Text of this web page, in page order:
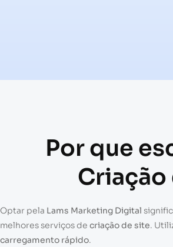
Por que
Criação
Optar pela Lams Marketing Digital
melhores serviços de criação de site.
carregamento rápido.